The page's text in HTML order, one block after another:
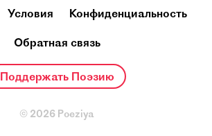
Условия Конфиденциальность
Обратная связь
Поддержать Поэзию
© 2026 Poeziya